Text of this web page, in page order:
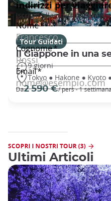
Tour Guidati
Il Giappone in una
9 giorni
Tokyo ● Hakone ● Kyoto
Da2 590 €/ pers - 1
SCOPRI I NOSTRI TOUR (3)
Ultimi Articoli